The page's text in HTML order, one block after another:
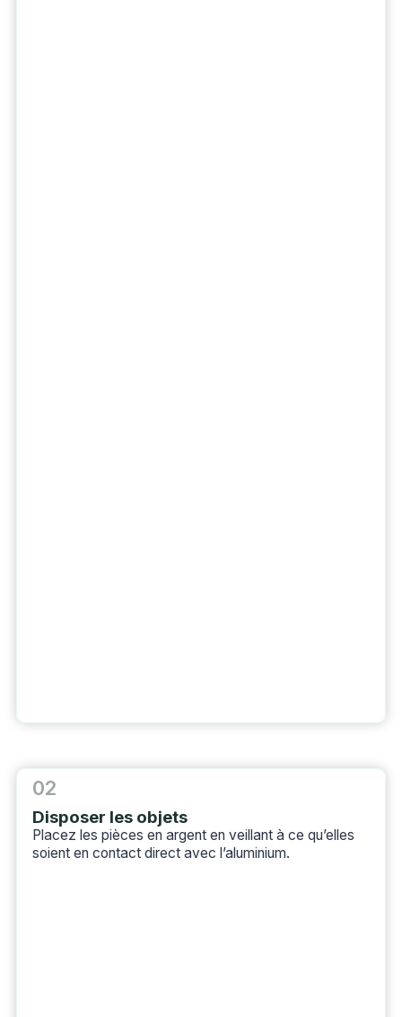
02
Disposer les objets
Placez les pièces en argent en veillant à ce qu’elles
soient en contact direct avec l’aluminium.